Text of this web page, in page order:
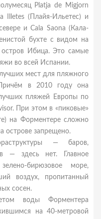
Platja de Migjorn
Illetes (Плайя-Ильетес) и
и Cala Saona (Кала-
бухте с видом на
остров Ибица. Это самые
во всей Испании.
мест для пляжного
в 2010 году она
пляжей Европы по
При этом в «пиковые»
на Форментере сложно
острове запрещено.
— баров,
— здесь нет. Главное
бирюзовое море,
воздух, пропитанный
сосен.
воды Форментера
на 40-метровой